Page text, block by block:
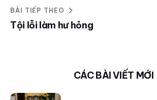
BÀI TIẾP THEO
Tội lỗi làm hư hỏng
CÁC BÀI VIẾT MỚI